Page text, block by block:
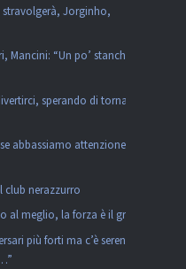
stravolgerà, Jorginho,
Mancini: “Un po’ stanchi,
sperando di tornarci.
abbassiamo attenzione e
club nerazzurro
al meglio, la forza è il gruppo”
più forti ma c’è serenità,